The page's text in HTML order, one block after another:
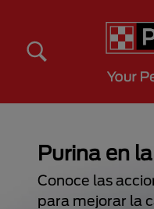
Purina en
Conoce las
para mejorar la